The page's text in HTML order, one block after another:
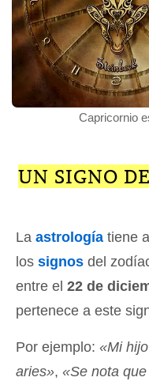
Capricornio
UN SIGNO
La astrología tiene
los signos del
entre el 22 de
pertenece a este
Por ejemplo: «Mi
aries», «Se nota